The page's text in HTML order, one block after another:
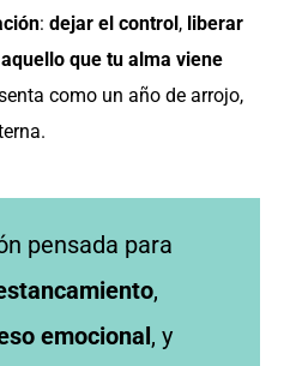
: dejar el control, liberar
que tu alma viene
como un año de arrojo,
pensada para
,
emocional, y